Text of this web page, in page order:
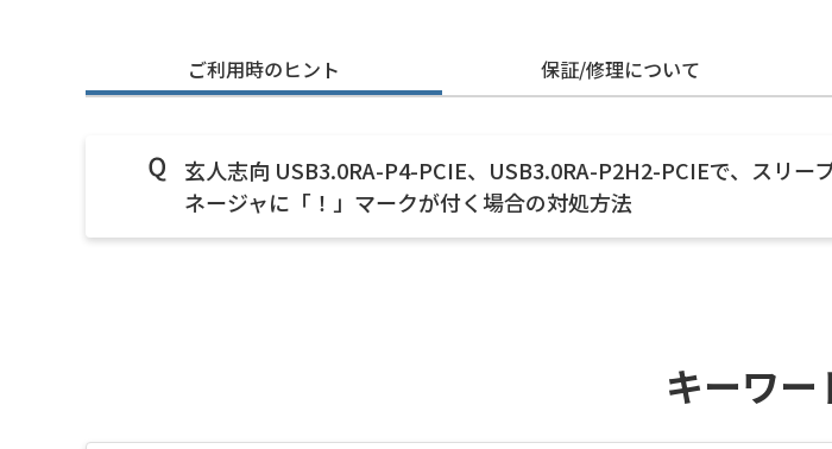
ご利用時のヒント 保証/修理について
玄人志向 USB3.0RA-P4-PCIE、USB3.0RA-P2H2-PCIEで、スリ
ネージャに「！」マークが付く場合の対処方法
キーワー